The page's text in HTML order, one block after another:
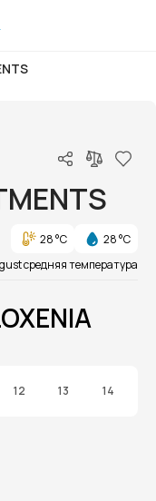
28 °C
28 °C
средняя температура
12 13 14